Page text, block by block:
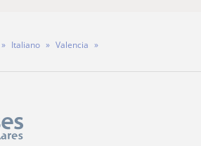
Italiano
Valencia